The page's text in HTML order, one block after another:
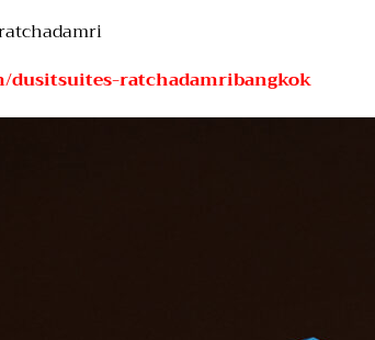
dusitsuites-ratchadamribangkok